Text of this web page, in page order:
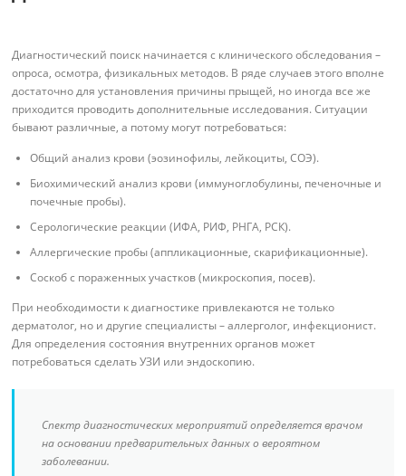
Диагностический поиск начинается с клинического обследования –
опроса, осмотра, физикальных методов. В ряде случаев этого вполне
достаточно для установления причины прыщей, но иногда все же
приходится проводить дополнительные исследования. Ситуации
бывают различные, а потому могут потребоваться:
Общий анализ крови (эозинофилы, лейкоциты, СОЭ).
Биохимический анализ крови (иммуноглобулины, печеночные и
почечные пробы).
Серологические реакции (ИФА, РИФ, РНГА, РСК).
Аллергические пробы (аппликационные, скарификационные).
Соскоб с пораженных участков (микроскопия, посев).
При необходимости к диагностике привлекаются не только
дерматолог, но и другие специалисты – аллерголог, инфекционист.
Для определения состояния внутренних органов может
потребоваться сделать УЗИ или эндоскопию.
Спектр диагностических мероприятий определяется врачом
на основании предварительных данных о вероятном
заболевании.